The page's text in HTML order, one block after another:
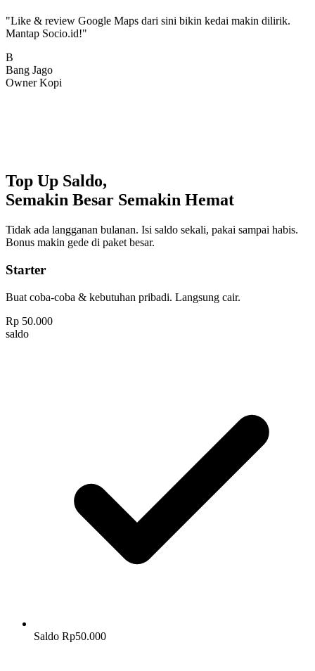
Mantap Socio.id!"
Bang Jago
Owner Kopi
Top Up Saldo,
Semakin Besar Semakin Hemat
Tidak ada langganan bulanan. Isi saldo sekali, pakai sampai habis.
Bonus makin gede di paket besar.
Starter
Buat coba-coba & kebutuhan pribadi. Langsung cair.
Rp 50.000
saldo
Saldo Rp50.000